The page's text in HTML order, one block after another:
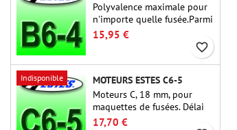
Polyvalence maximale pour
n'importe quelle fusée.Parmi
les moteurs de fusée les plus
utilisés à ce jour, l'Estes B6-
4 est le moteur adapté à la
plus grande majorité des
fusées Estes et similaires.
15,95 €
favorite_border
Indisponible
MOTEURS ESTES C6-5
Moteurs C, 18 mm, pour
maquettes de fusées. Délai
de 5 secondes, pour les
17,70 €